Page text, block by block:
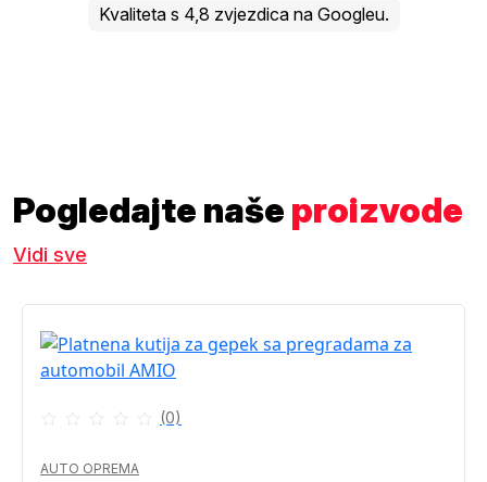
Kvaliteta s 4,8 zvjezdica na Googleu.
Pogledajte naše proizvode
Vidi sve
(0)
AUTO OPREMA